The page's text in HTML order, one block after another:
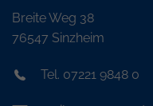
Breite Weg 38
76547 Sinzheim
Tel. 07221 9848 0